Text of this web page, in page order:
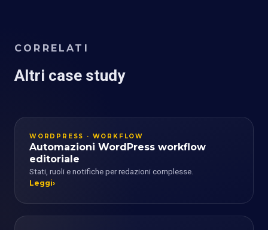
CORRELATI
Altri case study
WORDPRESS · WORKFLOW
Automazioni WordPress workflow
editoriale
Stati, ruoli e notifiche per redazioni complesse.
Leggi